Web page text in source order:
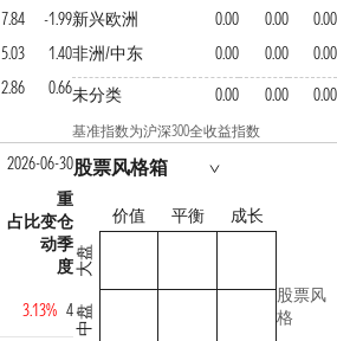
7.84
-1.99
5.03
1.40
2.86 0.66
新兴欧洲
0.00 0.00
0.00
非洲/中东
0.00 0.00
0.00
未分类
0.00 0.00 0.00
基准指数为沪深300全收益指数
2026-06-30
占比变
动
重
仓
季
度
3.13% 4
股票风格箱
价值 平衡 成长
大盘
中盘
股票风
格